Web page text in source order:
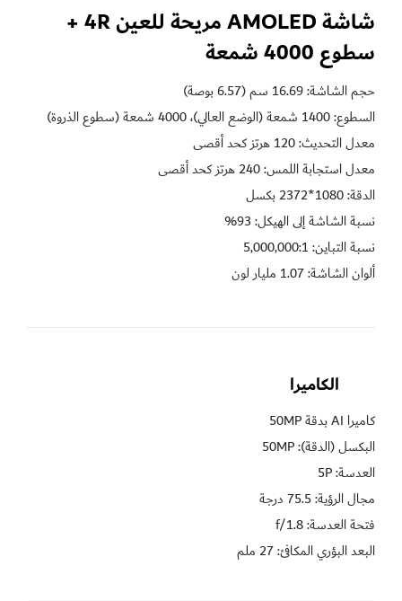
سطوع 4000 شمعة
معدل التحديث: 120 هرتز كحد أقصى
معدل استجابة اللمس: 240 هرتز كحد أقصى
الدقة: 1080*2372 بكسل
نسبة الشاشة إلى الهيكل: 93%
ألوان الشاشة: 1.07 مليار لون
الكاميرا
فتحة العدسة: f/1.8
البعد البؤري المكافئ: 27 ملم